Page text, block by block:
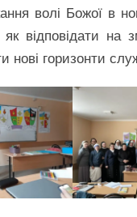
волі Божої в
відповідати на
нові горизонти